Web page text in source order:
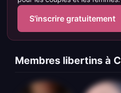
S'inscrire gratuitement
Membres libertins à